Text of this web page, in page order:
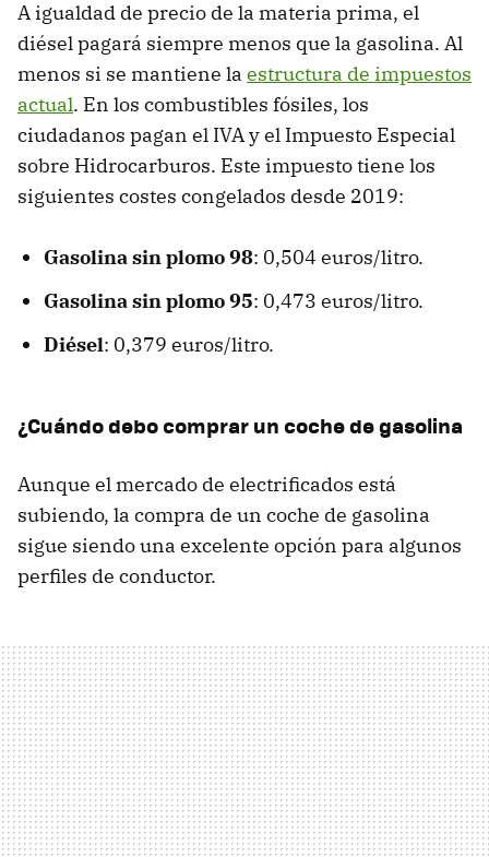
A igualdad de precio de la materia prima, el
diésel pagará siempre menos que la gasolina. Al
menos si se mantiene la estructura de impuestos
actual. En los combustibles fósiles, los
ciudadanos pagan el IVA y el Impuesto Especial
sobre Hidrocarburos. Este impuesto tiene los
siguientes costes congelados desde 2019:
Gasolina sin plomo 98: 0,504 euros/litro.
Gasolina sin plomo 95: 0,473 euros/litro.
Diésel: 0,379 euros/litro.
¿Cuándo debo comprar un coche de gasolina
Aunque el mercado de electrificados está
subiendo, la compra de un coche de gasolina
sigue siendo una excelente opción para algunos
perfiles de conductor.